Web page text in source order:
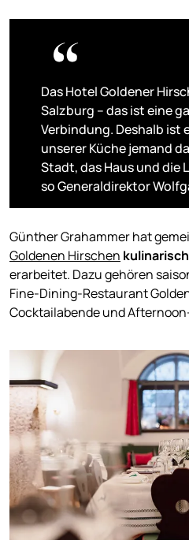
Das Hotel Goldener
Salzburg – das ist eine
Verbindung. Deshalb ist
unserer Küche jemand
Stadt, das Haus und die
so Generaldirektor
Günther Grahammer hat
Goldenen Hirschen
erarbeitet. Dazu gehören
Fine-Dining-Restaurant
Cocktailabende und